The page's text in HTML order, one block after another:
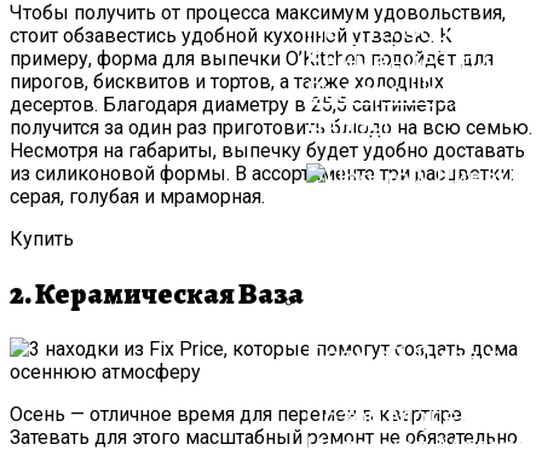
На Что Обратить
Внимание При
Выборе Чугунной
Ванны?
Прямой Диван:
Обзор Моделей Из
Чтобы получить от процесса максимум удовольствия,
стоит обзавестись удобной кухонной утварью. К
примеру, форма для выпечки O’Kitchen подойдёт для
пирогов, бисквитов и тортов, а также холодных
десертов. Благодаря диаметру в 25,5 сантиметра
получится за один раз приготовить блюдо на всю семью.
Несмотря на габариты, выпечку будет удобно доставать
из силиконовой формы. В ассортименте три расцветки:
серая, голубая и мраморная.
Купить
2. Керамическая Ваза
Осень — отличное время для перемен в квартире.
Затевать для этого масштабный ремонт не обязательно,